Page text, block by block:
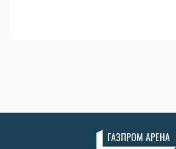
ГАЗПРОМ АРЕНА